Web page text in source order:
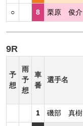
○ 8 栗原 俊介
9R
予
想
雨
予
想
車
番
選手名
1 磯部 真樹